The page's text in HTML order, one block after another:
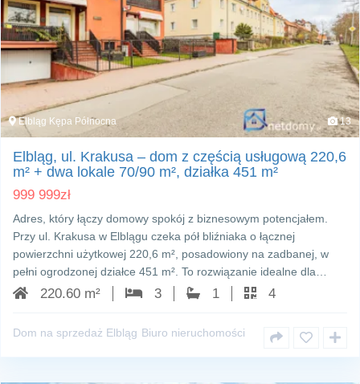
Elbląg Kępa Północna 13
Elbląg, ul. Krakusa – dom z częścią usługową 220,6
m² + dwa lokale 70/90 m², działka 451 m²
999 999zł
Adres, który łączy domowy spokój z biznesowym potencjałem.
Przy ul. Krakusa w Elblągu czeka pół bliźniaka o łącznej
powierzchni użytkowej 220,6 m², posadowiony na zadbanej, w
pełni ogrodzonej działce 451 m². To rozwiązanie idealne dla…
220.60 m² 3 1 4
Dom na sprzedaż Elbląg Biuro nieruchomości